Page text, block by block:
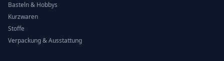
Basteln & Hobbys
Kurzwaren
Stoffe
Verpackung & Ausstattung